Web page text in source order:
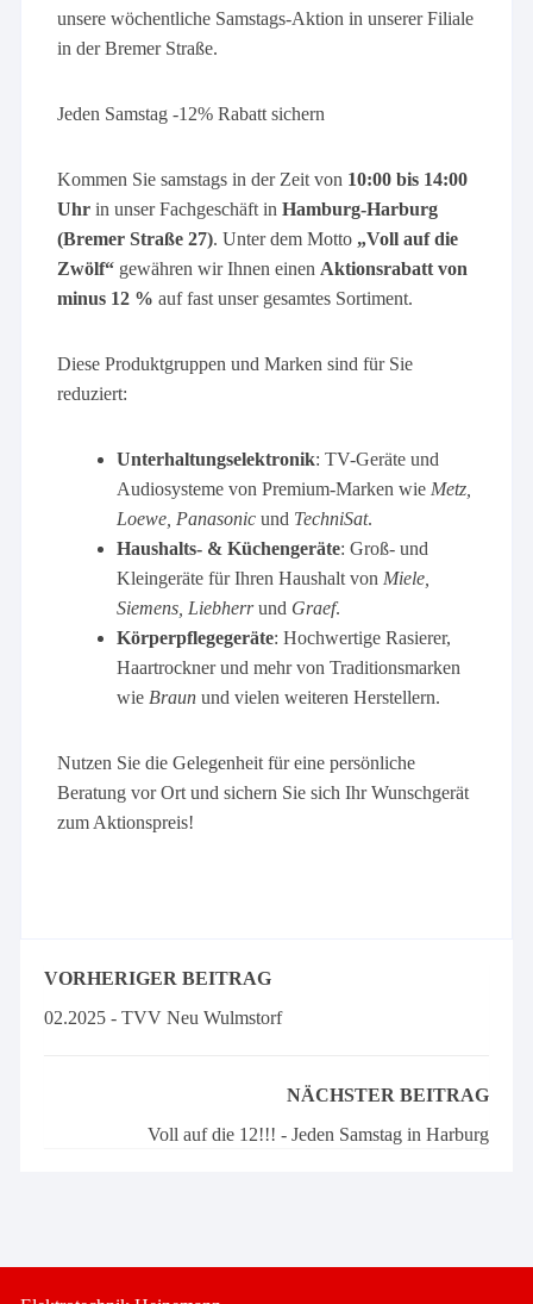
unsere wöchentliche Samstags-Aktion in unserer Filiale
in der Bremer Straße.
Jeden Samstag -12% Rabatt sichern
Kommen Sie samstags in der Zeit von 10:00 bis 14:00
Uhr in unser Fachgeschäft inHamburg-Harburg
(Bremer Straße 27). Unter dem Motto „Voll auf die
Zwölf“ gewähren wir Ihnen einen Aktionsrabatt von
minus 12 % auf fast unser gesamtes Sortiment.
Diese Produktgruppen und Marken sind für Sie
reduziert:
Unterhaltungselektronik: TV-Geräte und
Audiosysteme von Premium-Marken wie Metz,
Loewe, Panasonic und TechniSat.
Haushalts- & Küchengeräte: Groß- und
Kleingeräte für Ihren Haushalt von Miele,
Siemens, Liebherrund Graef.
Körperpflegegeräte: Hochwertige Rasierer,
Haartrockner und mehr von Traditionsmarken
wie Braun und vielen weiteren Herstellern.
Nutzen Sie die Gelegenheit für eine persönliche
Beratung vor Ort und sichern Sie sich Ihr Wunschgerät
zum Aktionspreis!
VORHERIGER BEITRAG
02.2025 - TVV Neu Wulmstorf
NÄCHSTER BEITRAG
Voll auf die 12!!! - Jeden Samstag in Harburg